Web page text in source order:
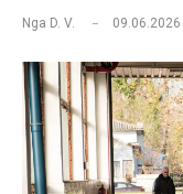
Nga D. V. 09.06.2026